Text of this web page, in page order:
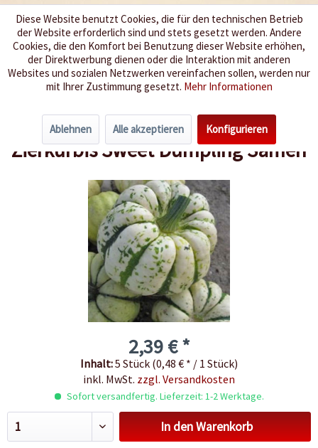
Wir würzen Ihr Leben
Menü
Übersicht Kürbis
Zierkürbis Sweet Dumpling Samen
2,39 € *
Inhalt:5 Stück (0,48 € * / 1 Stück)
inkl. MwSt. zzgl. Versandkosten
Sofort versandfertig. Lieferzeit: 1-2 Werktage.
In denWarenkorb
Diese Website benutzt Cookies, die für den technischen Betrieb
der Website erforderlich sind und stets gesetzt werden. Andere
Cookies, die den Komfort bei Benutzung dieser Website erhöhen,
der Direktwerbung dienen oder die Interaktion mit anderen
Websites und sozialen Netzwerken vereinfachen sollen, werden nur
mit Ihrer Zustimmung gesetzt. Mehr Informationen
Ablehnen Alle akzeptieren Konfigurieren